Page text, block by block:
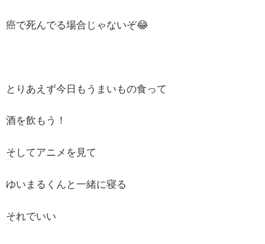
癌で死んでる場合じゃないぞ😂
とりあえず今日もうまいもの食って
酒を飲もう！
そしてアニメを見て
ゆいまるくんと一緒に寝る
それでいい